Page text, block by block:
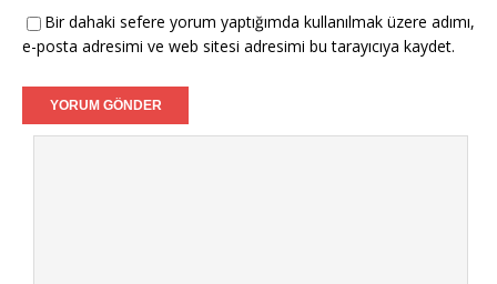
Bir dahaki sefere yorum yaptığımda kullanılmak üzere adımı,
e-posta adresimi ve web sitesi adresimi bu tarayıcıya kaydet.